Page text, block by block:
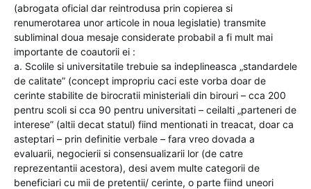
(abrogata oficial dar reintrodusa prin copierea si
renumerotarea unor articole in noua legislatie) transmite
subliminal doua mesaje considerate probabil a fi mult mai
importante de coautorii ei :
a. Scolile si universitatile trebuie sa indeplineasca „standardele
de calitate” (concept impropriu caci este vorba doar de
cerinte stabilite de birocratii ministeriali din birouri – cca 200
pentru scoli si cca 90 pentru universitati – ceilalti „parteneri de
interese” (altii decat statul) fiind mentionati in treacat, doar ca
asteptari – prin definitie verbale – fara vreo dovada a
evaluarii, negocierii si consensualizarii lor (de catre
reprezentantii acestora), desi avem multe categorii de
beneficiari cu mii de pretentii/ cerinte, o parte fiind uneori